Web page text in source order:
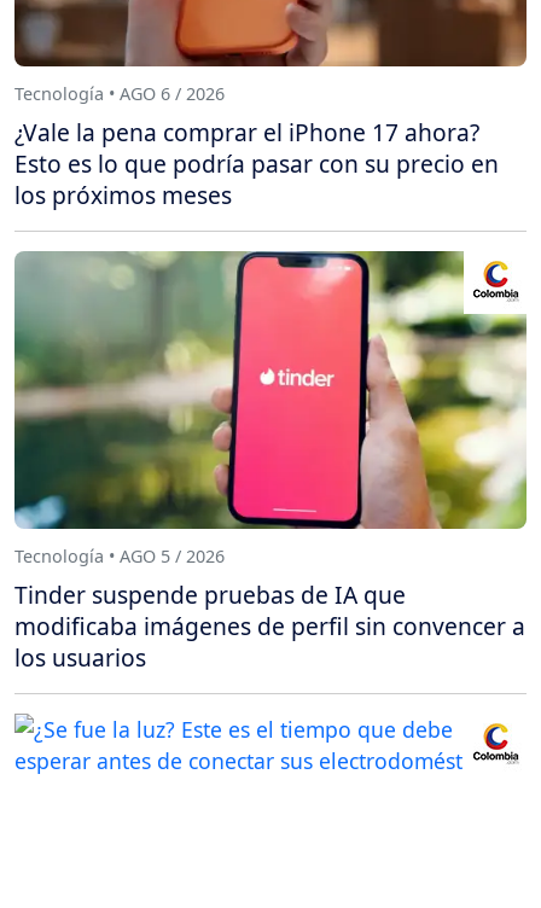
Tecnología • AGO 6 / 2026
¿Vale la pena comprar el iPhone 17 ahora?
Esto es lo que podría pasar con su precio en
los próximos meses
Tecnología • AGO 5 / 2026
Tinder suspende pruebas de IA que
modificaba imágenes de perfil sin convencer a
los usuarios